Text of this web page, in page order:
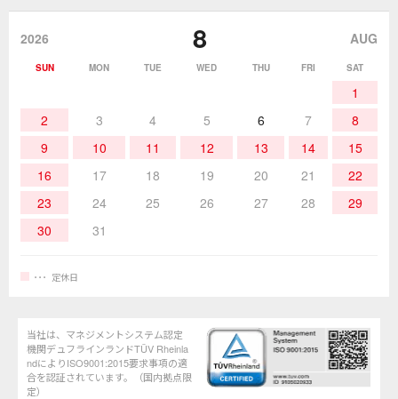
作業環境／材料
該非説明発行の申込み
2026 8 AUG
SUN MON TUE WED THU FRI SAT
1
2
3 4 5 6 7
8
9
10 11 12 13 14
15
16
17 18 19 20 21
22
23
24 25 26 27 28
29
30
31
定休日
当社は、マネジメントシステム認定
機関デュフラインランドTÜV Rheinla
ndによりISO9001:2015要求事項の適
合を認証されています。（国内拠点限
定）